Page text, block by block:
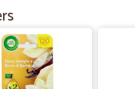
sono arrivati interi